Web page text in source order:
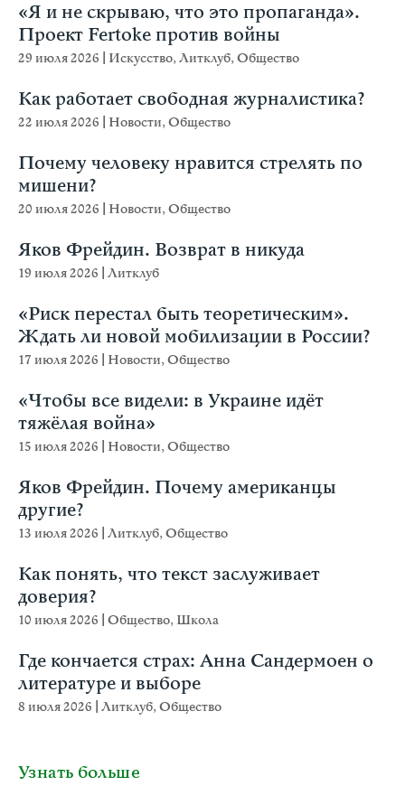
«Я и не скрываю, что это пропаганда».
Проект Fertoke против войны
29 июля 2026 Искусство,Литклуб,Общество
Как работает свободная журналистика?
22 июля 2026 Новости,Общество
Почему человеку нравится стрелять по
мишени?
20 июля 2026 Новости,Общество
Яков Фрейдин. Возврат в никуда
19 июля 2026 Литклуб
«Риск перестал быть теоретическим».
Ждать ли новой мобилизации в России?
17 июля 2026 Новости,Общество
«Чтобы все видели: в Украине идёт
тяжёлая война»
15 июля 2026 Новости,Общество
Яков Фрейдин. Почему американцы
другие?
13 июля 2026 Литклуб,Общество
Как понять, что текст заслуживает
доверия?
10 июля 2026 Общество, Школа
Где кончается страх: Анна Сандермоен о
литературе и выборе
8 июля 2026 Литклуб,Общество
Узнать больше